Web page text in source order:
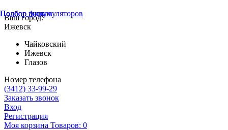
Ваш город:
Ижевск
Чайковский
Ижевск
Глазов
Номер телефона
(3412) 33-99-29
Заказать звонок
Вход
Регистрация
Mоя корзина Товаров: 0
Подбор шин
Подбор дисков
Подбор Аккумуляторов